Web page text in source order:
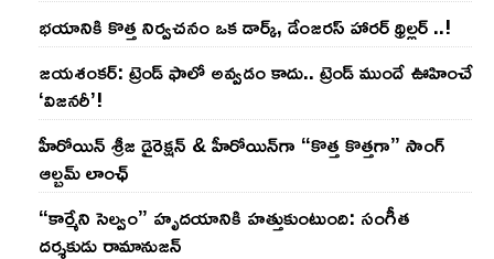
భయానికి కొత్త నిర్వచనం ఒక డార్క్, డేంజరస్ హారర్ థ్రిల్లర్ ..!
జయశంకర్: ట్రెండ్‌ ఫాలో అవ్వడం కాదు.. ట్రెండ్‌ ముందే ఊహించే
‘విజనరీ’!
హీరోయిన్ శ్రీజ డైరెక్ష‌న్ & హీరోయిన్‌గా “కొత్త కొత్తగా” సాంగ్
ఆల్బమ్ లాంఛ్
“కార్మేని సెల్వం” హృదయానికి హత్తుకుంటుంది: సంగీత
దర్శకుడు రామానుజన్